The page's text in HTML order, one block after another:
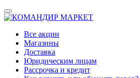
Все акции
Магазины
Доставка
Юридическим лицам
Рассрочка и кредит